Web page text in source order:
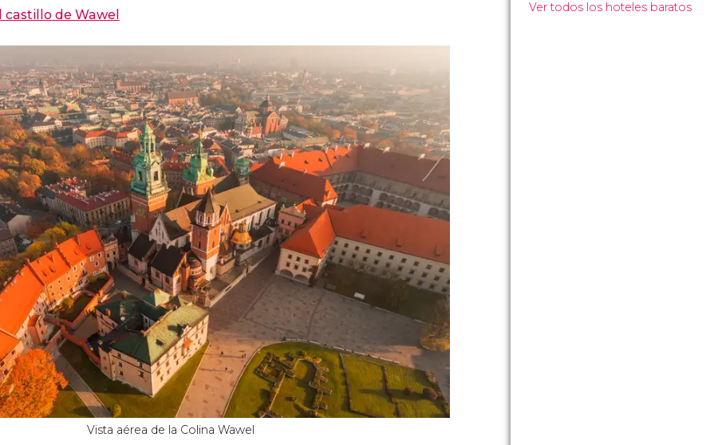
de Wawel
Vista aérea de la Colina Wawel
Ver todos los hoteles baratos